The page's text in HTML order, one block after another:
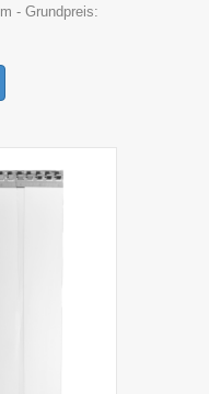
m - Grundpreis:
weist
Varianten
auf.
Die